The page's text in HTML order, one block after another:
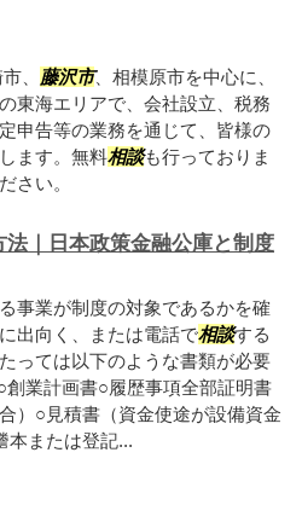
、 藤沢市、相模原市を中心に、
東海エリアで、会社設立、税務
申告等の業務を通じて、皆様の
ます。無料相談も行っておりま
さい。
｜日本政策金融公庫と制度
事業が制度の対象であるかを確
出向く、または電話で相談する
っては以下のような書類が必要
業計画書○履歴事項全部証明書
）○見積書（資金使途が設備資金
本または登記...